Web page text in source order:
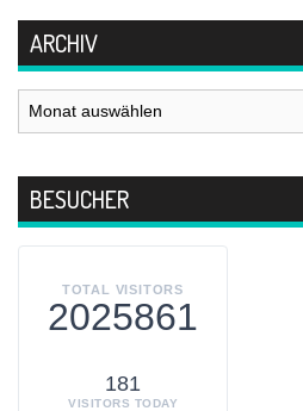
ARCHIV
Archiv
BESUCHER
TOTAL VISITORS
2025861
181
VISITORS TODAY